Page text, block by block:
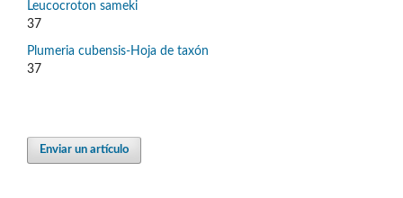
Leucocroton sameki
37
Plumeria cubensis-Hoja de taxón
37
Enviar un artículo